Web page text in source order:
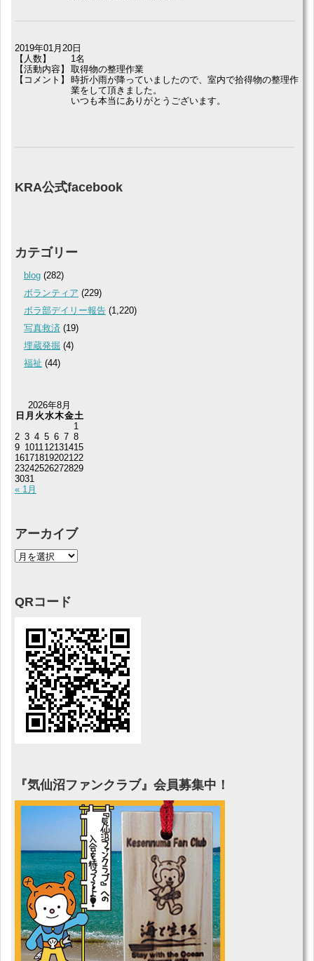
2019年01月20日
【人数】
1名
【活動内容】
取得物の整理作業
【コメント】
時折小雨が降っていましたので、室内で拾得物の整理作
業をして頂きました。
いつも本当にありがとうございます。
KRA公式facebook
カテゴリー
blog (282)
ボランティア (229)
ボラ部デイリー報告 (1,220)
写真救済 (19)
埋蔵発掘 (4)
福祉 (44)
2026年8月
日 月 火水木金土
« 1月
1
2 3 4 5 6 7 8
9 1011 12131415
161718192021 22
23242526272829
3031
アーカイブ
QRコード
『気仙沼ファンクラブ』会員募集中！